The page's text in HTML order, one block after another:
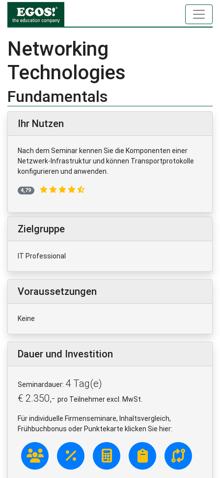
Networking
Technologies
Fundamentals
Ihr Nutzen
Nach dem Seminar kennen Sie die Komponenten einer
Netzwerk-Infrastruktur und können Transportprotokolle
konfigurieren und anwenden.
4,79
Zielgruppe
IT Professional
Voraussetzungen
Keine
Dauer und Investition
Seminardauer: 4 Tag(e)
€ 2.350,- pro Teilnehmer excl. MwSt.
Für individuelle Firmenseminare, Inhaltsvergleich,
Frühbuchbonus oder Punktekarte klicken Sie hier: